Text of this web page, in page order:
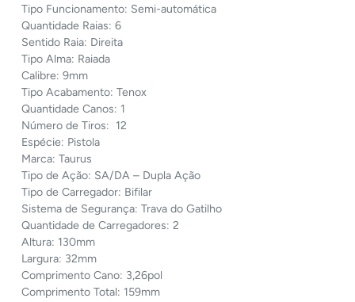
Tipo Funcionamento: Semi-automática
Quantidade Raias: 6
Sentido Raia: Direita
Tipo Alma: Raiada
Calibre: 9mm
Tipo Acabamento: Tenox
Quantidade Canos: 1
Número de Tiros: 12
Espécie: Pistola
Marca: Taurus
Tipo de Ação: SA/DA – Dupla Ação
Tipo de Carregador: Bifilar
Sistema de Segurança: Trava do Gatilho
Quantidade de Carregadores: 2
Altura: 130mm
Largura: 32mm
Comprimento Cano: 3,26pol
Comprimento Total: 159mm